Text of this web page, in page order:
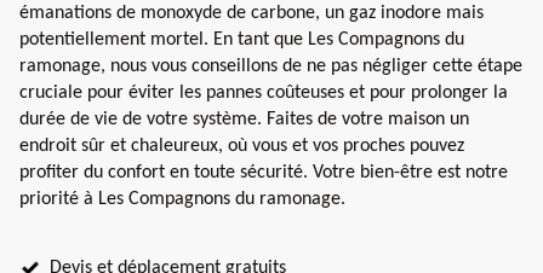
émanations de monoxyde de carbone, un gaz inodore mais
potentiellement mortel. En tant que Les Compagnons du
ramonage, nous vous conseillons de ne pas négliger cette étape
cruciale pour éviter les pannes coûteuses et pour prolonger la
durée de vie de votre système. Faites de votre maison un
endroit sûr et chaleureux, où vous et vos proches pouvez
profiter du confort en toute sécurité. Votre bien-être est notre
priorité à Les Compagnons du ramonage.
Devis et déplacement gratuits